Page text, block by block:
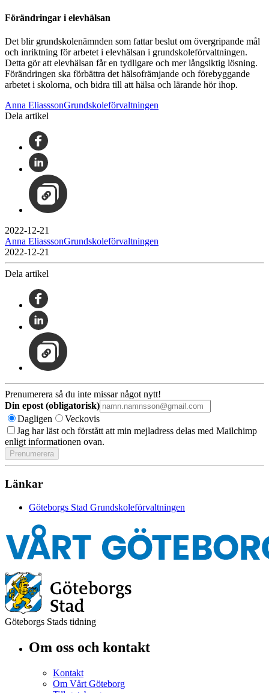
Förändringar i elevhälsan
Det blir grundskolenämnden som fattar beslut om övergripande mål
och inriktning för arbetet i elevhälsan i grundskoleförvaltningen.
Detta gör att elevhälsan får en tydligare och mer långsiktig lösning.
Förändringen ska förbättra det hälsofrämjande och förebyggande
arbetet i skolorna, och bidra till att hälsa och lärande hör ihop.
Anna EliasssonGrundskoleförvaltningen
Dela artikel
2022-12-21
Anna EliasssonGrundskoleförvaltningen
2022-12-21
Dela artikel
Prenumerera så du inte missar något nytt!
Din epost (obligatorisk)
Dagligen
Veckovis
Jag har läst och förstått att min mejladress delas med Mailchimp
enligt informationen ovan.
Länkar
Göteborgs Stad Grundskoleförvaltningen
Göteborgs Stads tidning
Om oss och kontakt
Kontakt
Om Vårt Göteborg